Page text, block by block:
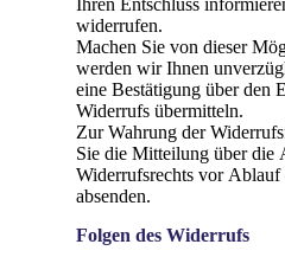
Ihren Entschluss
widerrufen.
Machen Sie von dieser
werden wir Ihnen
eine Bestätigung über den
Widerrufs übermitteln.
Zur Wahrung der
Sie die Mitteilung über die
Widerrufsrechts vor
absenden.
Folgen des Widerrufs